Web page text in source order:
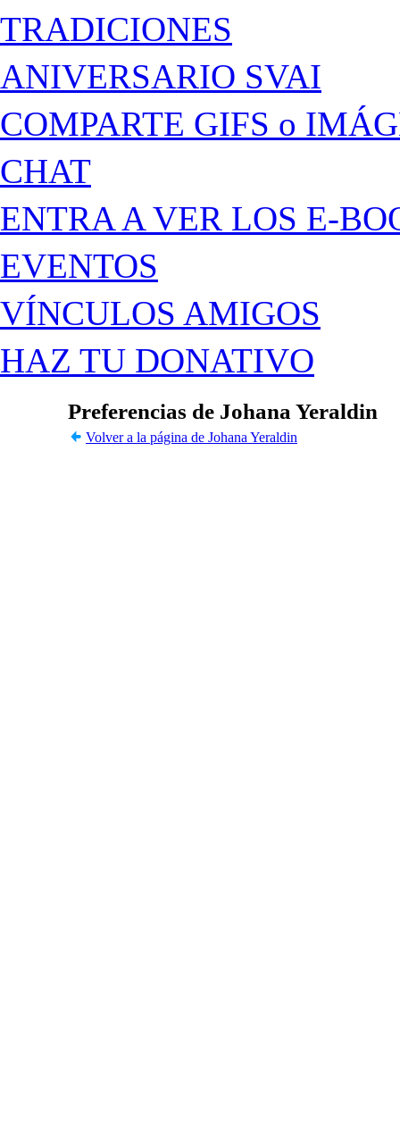
TRADICIONES
ANIVERSARIO SVAI
COMPARTE GIFS o
CHAT
ENTRA A VER LOS E-
EVENTOS
VÍNCULOS AMIGOS
HAZ TU DONATIVO
Preferencias de Johana Yeraldin
Volver a la página de Johana Yeraldin